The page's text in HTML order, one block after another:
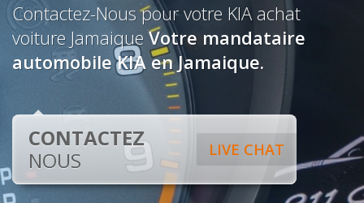
Contactez-Nous pour votre KIA achat
voiture Jamaique Votre mandataire
automobile KIA en Jamaique.
LIVE CHAT
CONTACTEZ
NOUS